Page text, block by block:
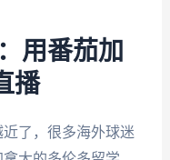
用番茄加
播
了，很多海外球迷